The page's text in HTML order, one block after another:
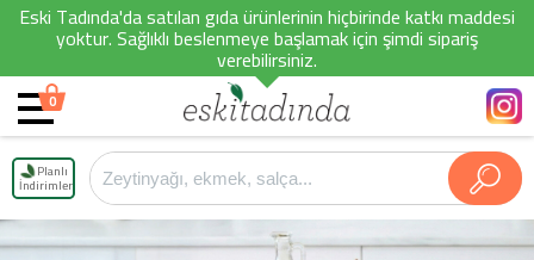
Eski Tadında'da satılan gıda ürünlerinin hiçbirinde katkı maddesi
yoktur. Sağlıklı beslenmeye başlamak için şimdi sipariş
verebilirsiniz.
0
Planlı
İndirimler